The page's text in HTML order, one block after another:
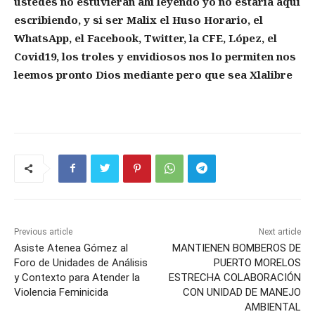
escribiendo, y si ser Malix el Huso Horario, el
WhatsApp, el Facebook, Twitter, la CFE, López, el
Covid19, los troles y envidiosos nos lo permiten nos
leemos pronto Dios mediante pero que sea Xlalibre
Previous article
Asiste Atenea Gómez al
Foro de Unidades de Análisis
y Contexto para Atender la
Violencia Feminicida
Next article
MANTIENEN BOMBEROS DE
PUERTO MORELOS
ESTRECHA COLABORACIÓN
CON UNIDAD DE MANEJO
AMBIENTAL